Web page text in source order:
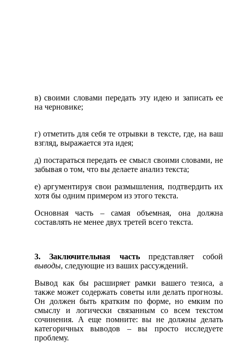
в) своими словами передать эту идею и записать ее
на черновике;
г) отметить для себя те отрывки в тексте, где, на ваш
взгляд, выражается эта идея;
д) постараться передать ее смысл своими словами, не
забывая о том, что вы делаете анализ текста;
е) аргументируя свои размышления, подтвердить их
хотя бы одним примером из этого текста.
Основная часть – самая объемная, она должна
составлять не менее двух третей всего текста.
3. Заключительная частьпредставляет собой
выводы, следующие из ваших рассуждений.
Вывод как бы расширяет рамки вашего тезиса, а
также может содержать советы или делать прогнозы.
Он должен быть кратким по форме, но емким по
смыслу и логически связанным со всем текстом
сочинения. А еще помните: вы не должны делать
категоричных выводов – вы просто исследуете
проблему.